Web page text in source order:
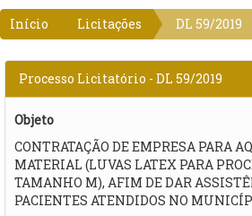
Início Licitações DL 59/2019
Processo Licitatório - DL 59/2019
Objeto
CONTRATAÇÃO DE EMPRESA PARA
MATERIAL (LUVAS LATEX PARA
TAMANHO M), AFIM DE DAR
PACIENTES ATENDIDOS NO